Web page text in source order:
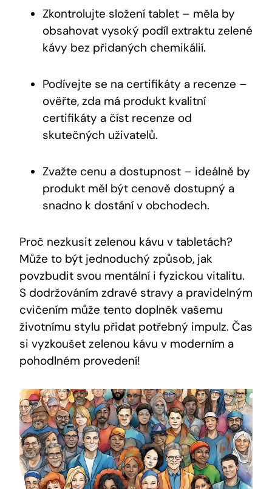
Zkontrolujte složení tablet – měla by
obsahovat vysoký podíl extraktu zelené
kávy bez přidaných chemikálií.
Podívejte se na certifikáty a recenze –
ověřte, zda má produkt kvalitní
certifikáty a číst recenze od
skutečných uživatelů.
Zvažte cenu a dostupnost – ideálně by
produkt měl být cenově dostupný a
snadno k dostání v obchodech.
Proč nezkusit zelenou kávu v tabletách?
Může to být jednoduchý způsob, jak
povzbudit svou mentální i fyzickou vitalitu.
S dodržováním zdravé stravy a pravidelným
cvičením může tento doplněk vašemu
životnímu stylu přidat potřebný impulz. Čas
si vyzkoušet zelenou kávu v moderním a
pohodlném provedení!